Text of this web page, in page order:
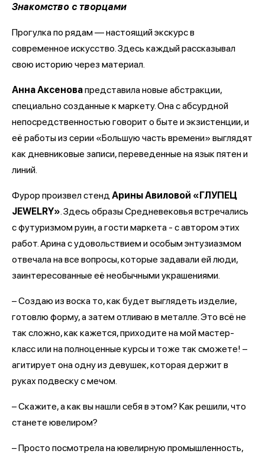
Знакомство с творцами
Прогулка по рядам — настоящий экскурс в
современное искусство. Здесь каждый рассказывал
свою историю через материал.
Анна Аксеновапредставила новые абстракции,
специально созданные к маркету. Она с абсурдной
непосредственностью говорит о быте и экзистенции, и
её работы из серии «Большую часть времени» выглядят
как дневниковые записи, переведенные на язык пятен и
линий.
Фурор произвел стендАрины Авиловой «ГЛУПЕЦ
JEWELRY». Здесь образы Средневековья встречались
с футуризмом руин, а гости маркета - с автором этих
работ. Арина с удовольствием и особым энтузиазмом
отвечала на все вопросы, которые задавали ей люди,
заинтересованные её необычными украшениями.
– Создаю из воска то, как будет выглядеть изделие,
готовлю форму, а затем отливаю в металле. Это всё не
так сложно, как кажется, приходите на мой мастер-
класс или на полноценные курсы и тоже так сможете! –
агитирует она одну из девушек, которая держит в
руках подвеску с мечом.
– Скажите, а как вы нашли себя в этом? Как решили, что
станете ювелиром?
– Просто посмотрела на ювелирную промышленность,